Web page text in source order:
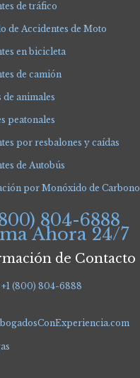
de tráfico
de Accidentes de Moto
en bicicleta
de camión
de animales
peatonales
por resbalones y caídas
de Autobús
por Monóxido de Carbono
804-6888
Ahora 24/7
de Contacto
+1 (800) 804-6888